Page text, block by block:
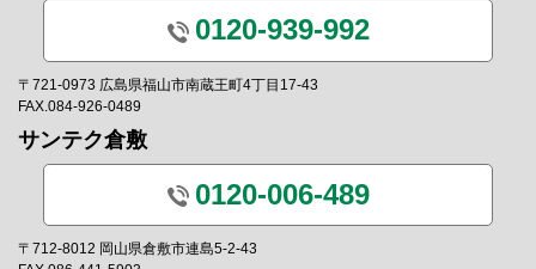
0120-939-992
〒721-0973 広島県福山市南蔵王町4丁目17-43
FAX.084-926-0489
サンテク倉敷
0120-006-489
〒712-8012 岡山県倉敷市連島5-2-43